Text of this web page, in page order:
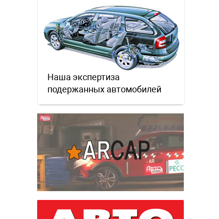
Наша экспертиза
подержанных автомобилей